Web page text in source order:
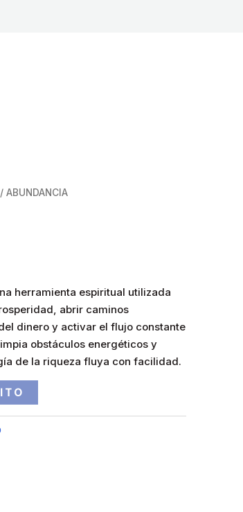
/ ABUNDANCIA
herramienta espiritual utilizada
abrir caminos
dinero y activar el flujo constante
obstáculos energéticos y
de la riqueza fluya con facilidad.